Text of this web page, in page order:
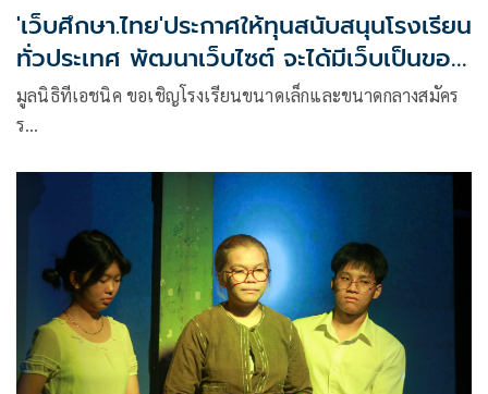
'เว็บศึกษา.ไทย'ประกาศให้ทุนสนับสนุนโรงเรียน
ทั่วประเทศ พัฒนาเว็บไซต์ จะได้มีเว็บเป็นของ
ตนเอง
มูลนิธิทีเอชนิค ขอเชิญโรงเรียนขนาดเล็กและขนาดกลางสมัคร
ร…